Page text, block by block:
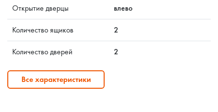
Открытие дверцы влево
Количество ящиков 2
Количество дверей 2
Все характеристики